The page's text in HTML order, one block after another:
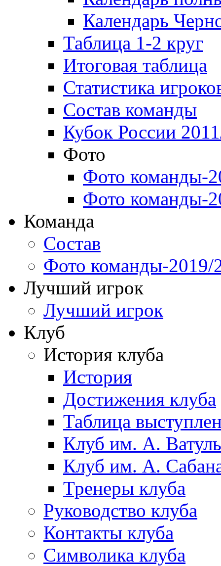
Календарь
Таблица 1-2 круг
Итоговая таблица
Статистика
Состав команды
Кубок России
Фото
Фото команды-
Фото команды-
Команда
Состав
Фото команды-2019/
Лучший игрок
Лучший игрок
Клуб
История клуба
История
Достижения клуба
Таблица
Клуб им. А.
Клуб им. А.
Тренеры клуба
Руководство клуба
Контакты клуба
Символика клуба